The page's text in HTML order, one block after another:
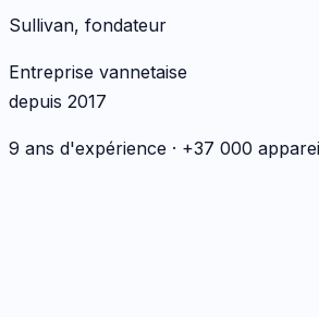
Sullivan, fondateur
Entreprise vannetaise
depuis 2017
9 ans d'expérience · +37 000